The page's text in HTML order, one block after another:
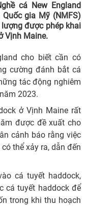
cá New England
gia Mỹ (NMFS)
được phép khai
Vịnh Maine.
cho biết cần có
cường đánh bắt cá
tác động nghiêm
2023.
ở Vịnh Maine rất
được đề xuất cho
cảnh báo rằng việc
thể xảy ra, dẫn đến
cá tuyết haddock,
cá tuyết haddock để
trong khi thu hoạch